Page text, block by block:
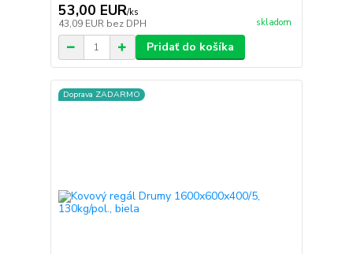
53,00 EUR/ks
43,09 EUR bez DPH skladom
Pridať do košíka
Doprava ZADARMO